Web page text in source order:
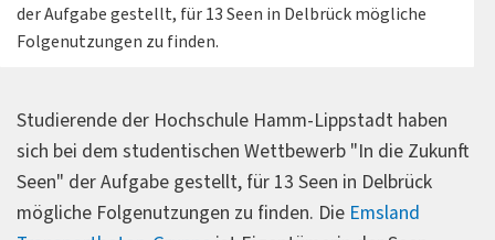
der Aufgabe gestellt, für 13 Seen in Delbrück mögliche
Folgenutzungen zu finden.
Studierende der Hochschule Hamm-Lippstadt haben
sich bei dem studentischen Wettbewerb "In die Zukunft
Seen" der Aufgabe gestellt, für 13 Seen in Delbrück
mögliche Folgenutzungen zu finden. Die Emsland